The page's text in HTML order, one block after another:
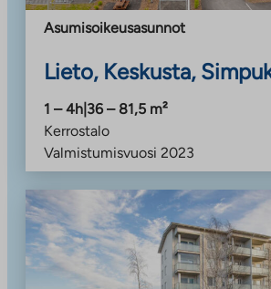
Asumisoikeusasunnot
Lieto, Keskusta,
1 – 4h 36 – 81,5 m²
Kerrostalo
Valmistumisvuosi 2023